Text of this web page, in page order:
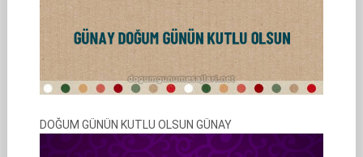
DOĞUM GÜNÜN KUTLU OLSUN GÜNAY